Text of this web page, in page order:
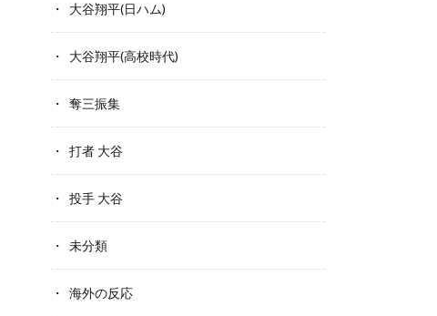
大谷翔平(日ハム)
大谷翔平(高校時代)
奪三振集
打者 大谷
投手 大谷
未分類
海外の反応